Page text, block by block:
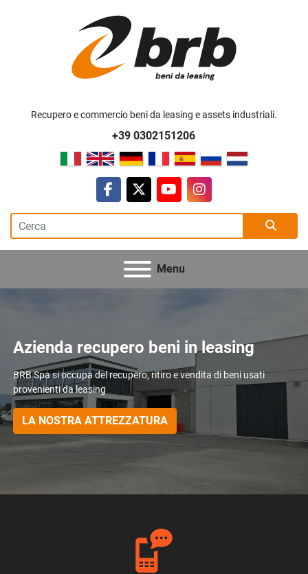
Recupero e commercio beni da leasing e assets industriali.
+39 0302151206
facebook
twitteryoutubeinstagram
Menu
Azienda recupero beni in leasing
BRB Spa si occupa del recupero, ritiro e vendita di beni usati
provenienti da leasing
LA NOSTRA ATTREZZATURA